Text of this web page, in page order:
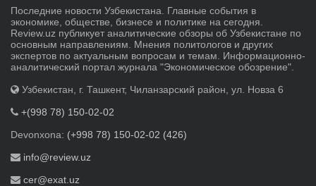
Последние новости Узбекистана. Главные события в
экономике, обществе, бизнесе и политике на сегодня.
Review.uz публикует аналитические обзоры об Узбекистане по
основным направлениям. Мнения политологов и других
экспертов по актуальным вопросам и темам. Информационно-
аналитический портал журнала "Экономическое обозрение".
Узбекистан, г. Ташкент, Чиланзарский район, ул. Новза 6
+(998 78) 150-02-02
Devonxona: (+998 78) 150-02-02 (426)
info@review.uz
cer@exat.uz